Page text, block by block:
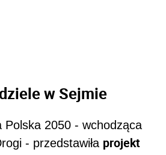
w Sejmie
Polska 2050 - wchodząca
- przedstawiła projekt